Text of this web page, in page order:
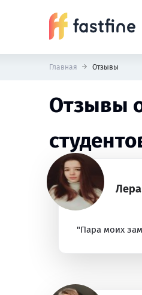
Главная Отзывы
Отзывы
Лера
"Пара моих